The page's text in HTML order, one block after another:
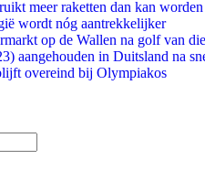
meer raketten dan kan
wordt nóg aantrekkelijker
op de Wallen na golf van
aangehouden in Duitsland na
overeind bij Olympiakos